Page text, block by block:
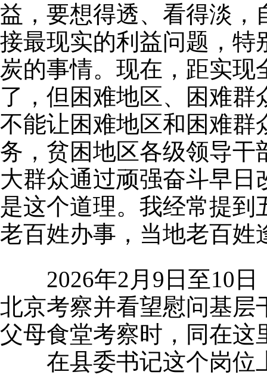
益，要想得透、看得淡
接最现实的利益问题，特
炭的事情。现在，距实现
了，但困难地区、困难
不能让困难地区和困难群
务，贫困地区各级领导
大群众通过顽强奋斗早日
是这个道理。我经常提
老百姓办事，当地老百姓
2026年2月9日至10日
北京考察并看望慰问基层
父母食堂考察时，同在这
在县委书记这个岗位上